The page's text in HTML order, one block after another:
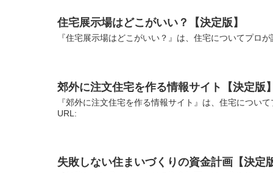
住宅展示場はどこがいい？【決定版】
『住宅展示場はどこがいい？』は、住宅についてプロ
郊外に注文住宅を作る情報サイト【決定版】
『郊外に注文住宅を作る情報サイト』は、住宅につい
URL:
失敗しない住まいづくりの資金計画【決定版